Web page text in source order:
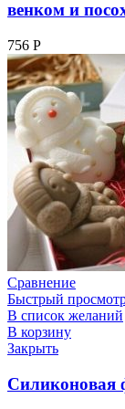
венком и
756 Р
Сравнение
Быстрый
В список желаний
В корзину
Закрыть
Силиконовая